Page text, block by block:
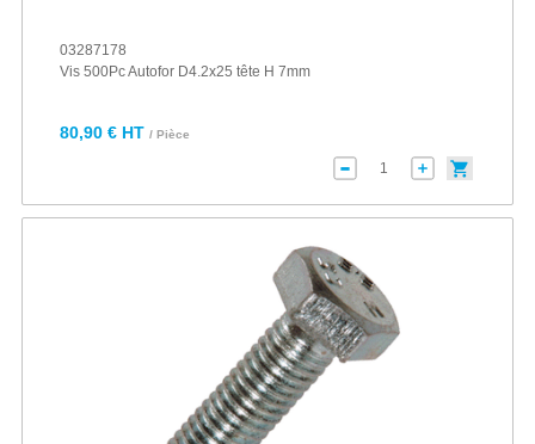
03287178
Vis 500Pc Autofor D4.2x25 tête H 7mm
80,90 € HT / Pièce